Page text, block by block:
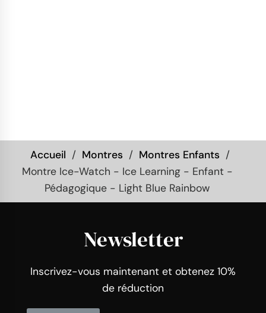
Accueil Montres
Montres Enfants
Montre Ice-Watch - Ice Learning - Enfant -
Pédagogique - Light Blue Rainbow
Newsletter
Inscrivez-vous maintenant et obtenez 10%
de réduction